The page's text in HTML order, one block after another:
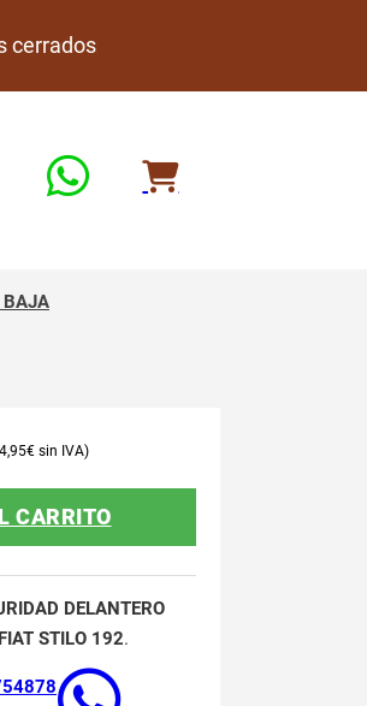
cerrados
BAJA
€
CARRITO
DELANTERO
FIAT STILO 192.